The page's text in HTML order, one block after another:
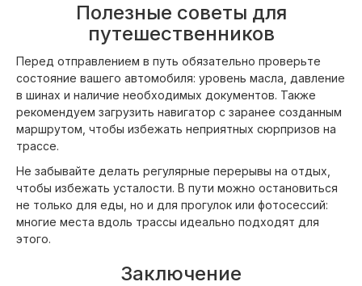
Полезные советы для
путешественников
Перед отправлением в путь обязательно проверьте
состояние вашего автомобиля: уровень масла, давление
в шинах и наличие необходимых документов. Также
рекомендуем загрузить навигатор с заранее созданным
маршрутом, чтобы избежать неприятных сюрпризов на
трассе.
Не забывайте делать регулярные перерывы на отдых,
чтобы избежать усталости. В пути можно остановиться
не только для еды, но и для прогулок или фотосессий:
многие места вдоль трассы идеально подходят для
этого.
Заключение